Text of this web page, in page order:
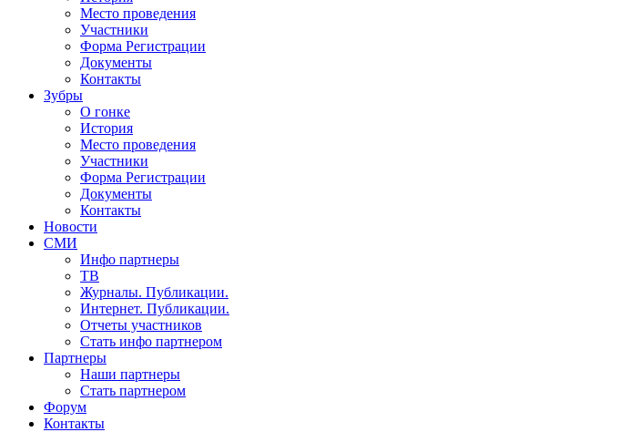
Место проведения
Участники
Форма Регистрации
Документы
Контакты
Зубры
О гонке
История
Место проведения
Участники
Форма Регистрации
Документы
Контакты
Новости
СМИ
Инфо партнеры
ТВ
Журналы. Публикации.
Интернет. Публикации.
Отчеты участников
Стать инфо партнером
Партнеры
Наши партнеры
Стать партнером
Форум
Контакты